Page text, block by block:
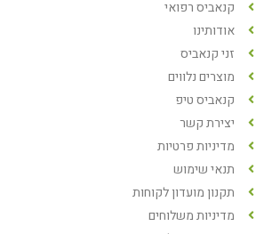
קנאביס רפואי
אודותינו
זני קנאביס
מוצרים נלווים
קנאביס טיפ
יצירת קשר
מדיניות פרטיות
תנאי שימוש
תקנון מועדון לקוחות
מדיניות משלוחים